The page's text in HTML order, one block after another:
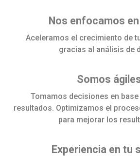
Nos enfocamos
Aceleramos el crecimiento de
gracias al análisis de
Somos
Tomamos decisiones en
resultados. Optimizamos el
para mejorar los
Experiencia en tu